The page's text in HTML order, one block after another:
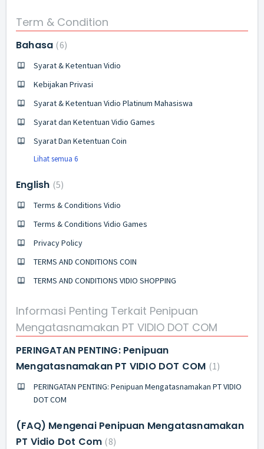
Term & Condition
Bahasa 6
Syarat & Ketentuan Vidio
Kebijakan Privasi
Syarat & Ketentuan Vidio Platinum Mahasiswa
Syarat dan Ketentuan Vidio Games
Syarat Dan Ketentuan Coin
Lihat semua 6
English 5
Terms & Conditions Vidio
Terms & Conditions Vidio Games
Privacy Policy
TERMS AND CONDITIONS COIN
TERMS AND CONDITIONS VIDIO SHOPPING
Informasi Penting Terkait Penipuan
Mengatasnamakan PT VIDIO DOT COM
PERINGATAN PENTING: Penipuan
Mengatasnamakan PT VIDIO DOT COM 1
PERINGATAN PENTING: Penipuan Mengatasnamakan PT VIDIO
DOT COM
(FAQ) Mengenai Penipuan Mengatasnamakan
PT Vidio Dot Com 8